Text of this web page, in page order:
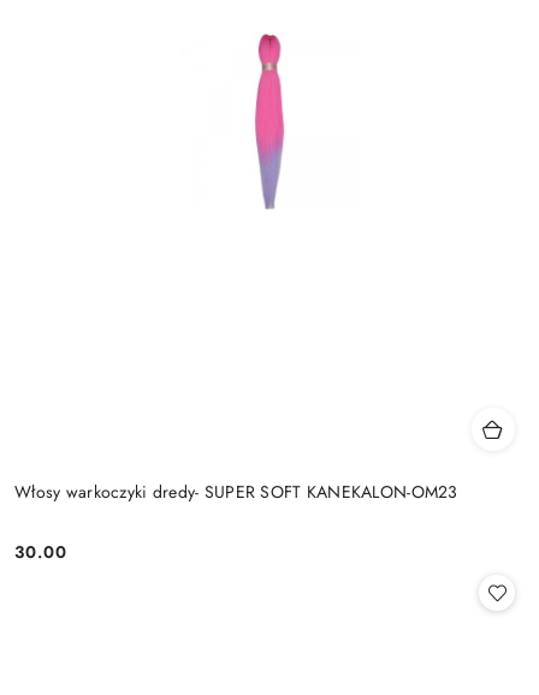
Włosy warkoczyki dredy- SUPER SOFT KANEKALON-OM23
Cena:
30.00